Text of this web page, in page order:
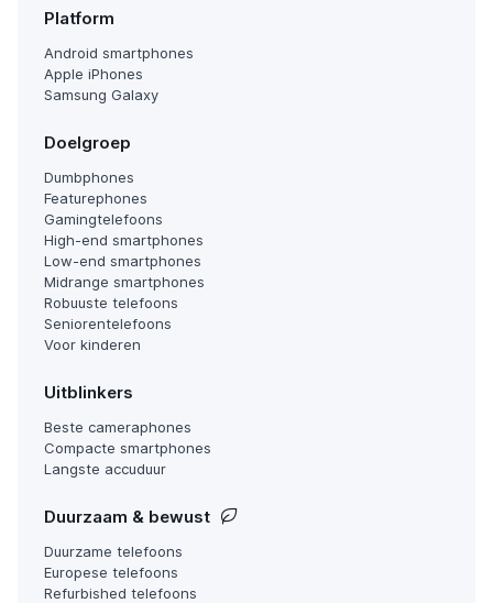
Platform
Android smartphones
Apple iPhones
Samsung Galaxy
Doelgroep
Dumbphones
Featurephones
Gamingtelefoons
High-end smartphones
Low-end smartphones
Midrange smartphones
Robuuste telefoons
Seniorentelefoons
Voor kinderen
Uitblinkers
Beste cameraphones
Compacte smartphones
Langste accuduur
Duurzaam & bewust
Duurzame telefoons
Europese telefoons
Refurbished telefoons